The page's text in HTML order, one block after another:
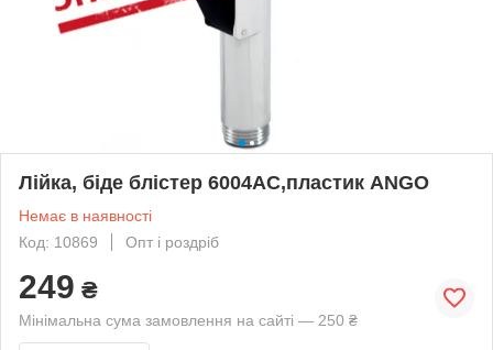
Лійка, біде блістер 6004АС,пластик ANGO
Немає в наявності
Код: 10869
Опт і роздріб
249 ₴
Мінімальна сума замовлення на сайті — 250 ₴